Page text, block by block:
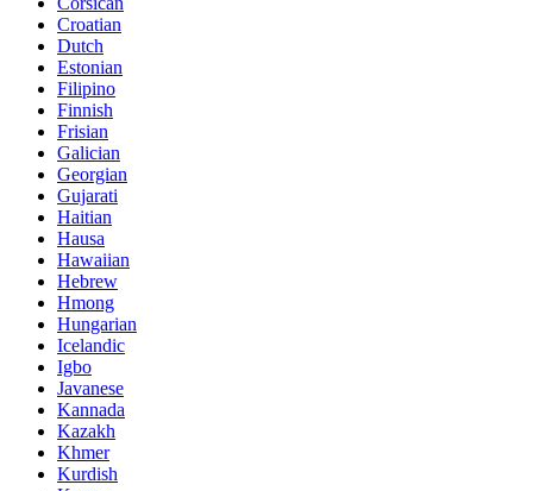
Croatian
Dutch
Estonian
Filipino
Finnish
Frisian
Galician
Georgian
Gujarati
Haitian
Hausa
Hawaiian
Hebrew
Hmong
Hungarian
Icelandic
Igbo
Javanese
Kannada
Kazakh
Khmer
Kurdish